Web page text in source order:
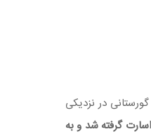
در نزدیکی
گرفته شد و به